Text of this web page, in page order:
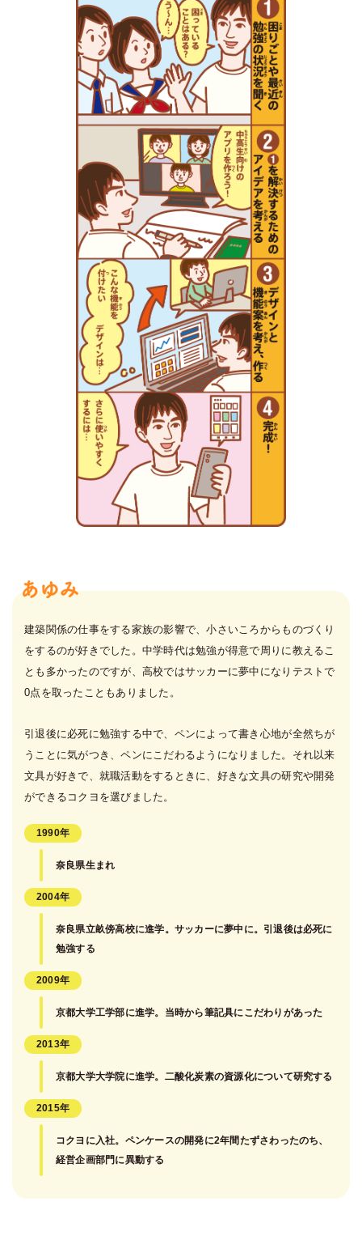
建築関係の仕事をする家族の影響で、小さいころからものづくり
をするのが好きでした。中学時代は勉強が得意で周りに教えるこ
とも多かったのですが、高校ではサッカーに夢中になりテストで
0点を取ったこともありました。
引退後に必死に勉強する中で、ペンによって書き心地が全然ちが
うことに気がつき、ペンにこだわるようになりました。それ以来
文具が好きで、就職活動をするときに、好きな文具の研究や開発
ができるコクヨを選びました。
1990年
奈良県生まれ
2004年
奈良県立畝傍高校に進学。サッカーに夢中に。引退後は必死に
勉強する
2009年
京都大学工学部に進学。当時から筆記具にこだわりがあった
2013年
京都大学大学院に進学。二酸化炭素の資源化について研究する
2015年
コクヨに入社。ペンケースの開発に2年間たずさわったのち、
経営企画部門に異動する